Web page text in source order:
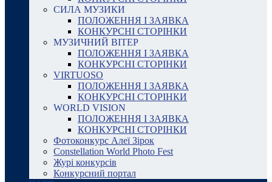
СИЛА МУЗИКИ
ПОЛОЖЕННЯ І ЗАЯВКА
КОНКУРСНІ СТОРІНКИ
МУЗИЧНИЙ ВІТЕР
ПОЛОЖЕННЯ І ЗАЯВКА
КОНКУРСНІ СТОРІНКИ
VIRTUOSO
ПОЛОЖЕННЯ І ЗАЯВКА
КОНКУРСНІ СТОРІНКИ
WORLD VISION
ПОЛОЖЕННЯ І ЗАЯВКА
КОНКУРСНІ СТОРІНКИ
Фотоконкурс Алеї Зірок
Constellation World Photo Fest
Журі конкурсів
Конкурсний портал